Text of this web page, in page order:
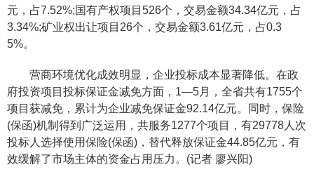
元，占7.52%;国有产权项目526个，交易金额34.34亿元，占
3.34%;矿业权出让项目26个，交易金额3.61亿元，占0.3
5%。
营商环境优化成效明显，企业投标成本显著降低。在政
府投资项目投标保证金减免方面，1—5月，全省共有1755个
项目获减免，累计为企业减免保证金92.14亿元。同时，保险
(保函)机制得到广泛运用，共服务1277个项目，有29778人次
投标人选择使用保险(保函)，替代释放保证金44.85亿元，有
效缓解了市场主体的资金占用压力。(记者 廖兴阳)